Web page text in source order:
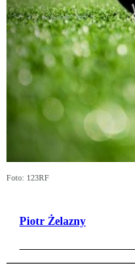
Foto: 123RF
Piotr Żelazny